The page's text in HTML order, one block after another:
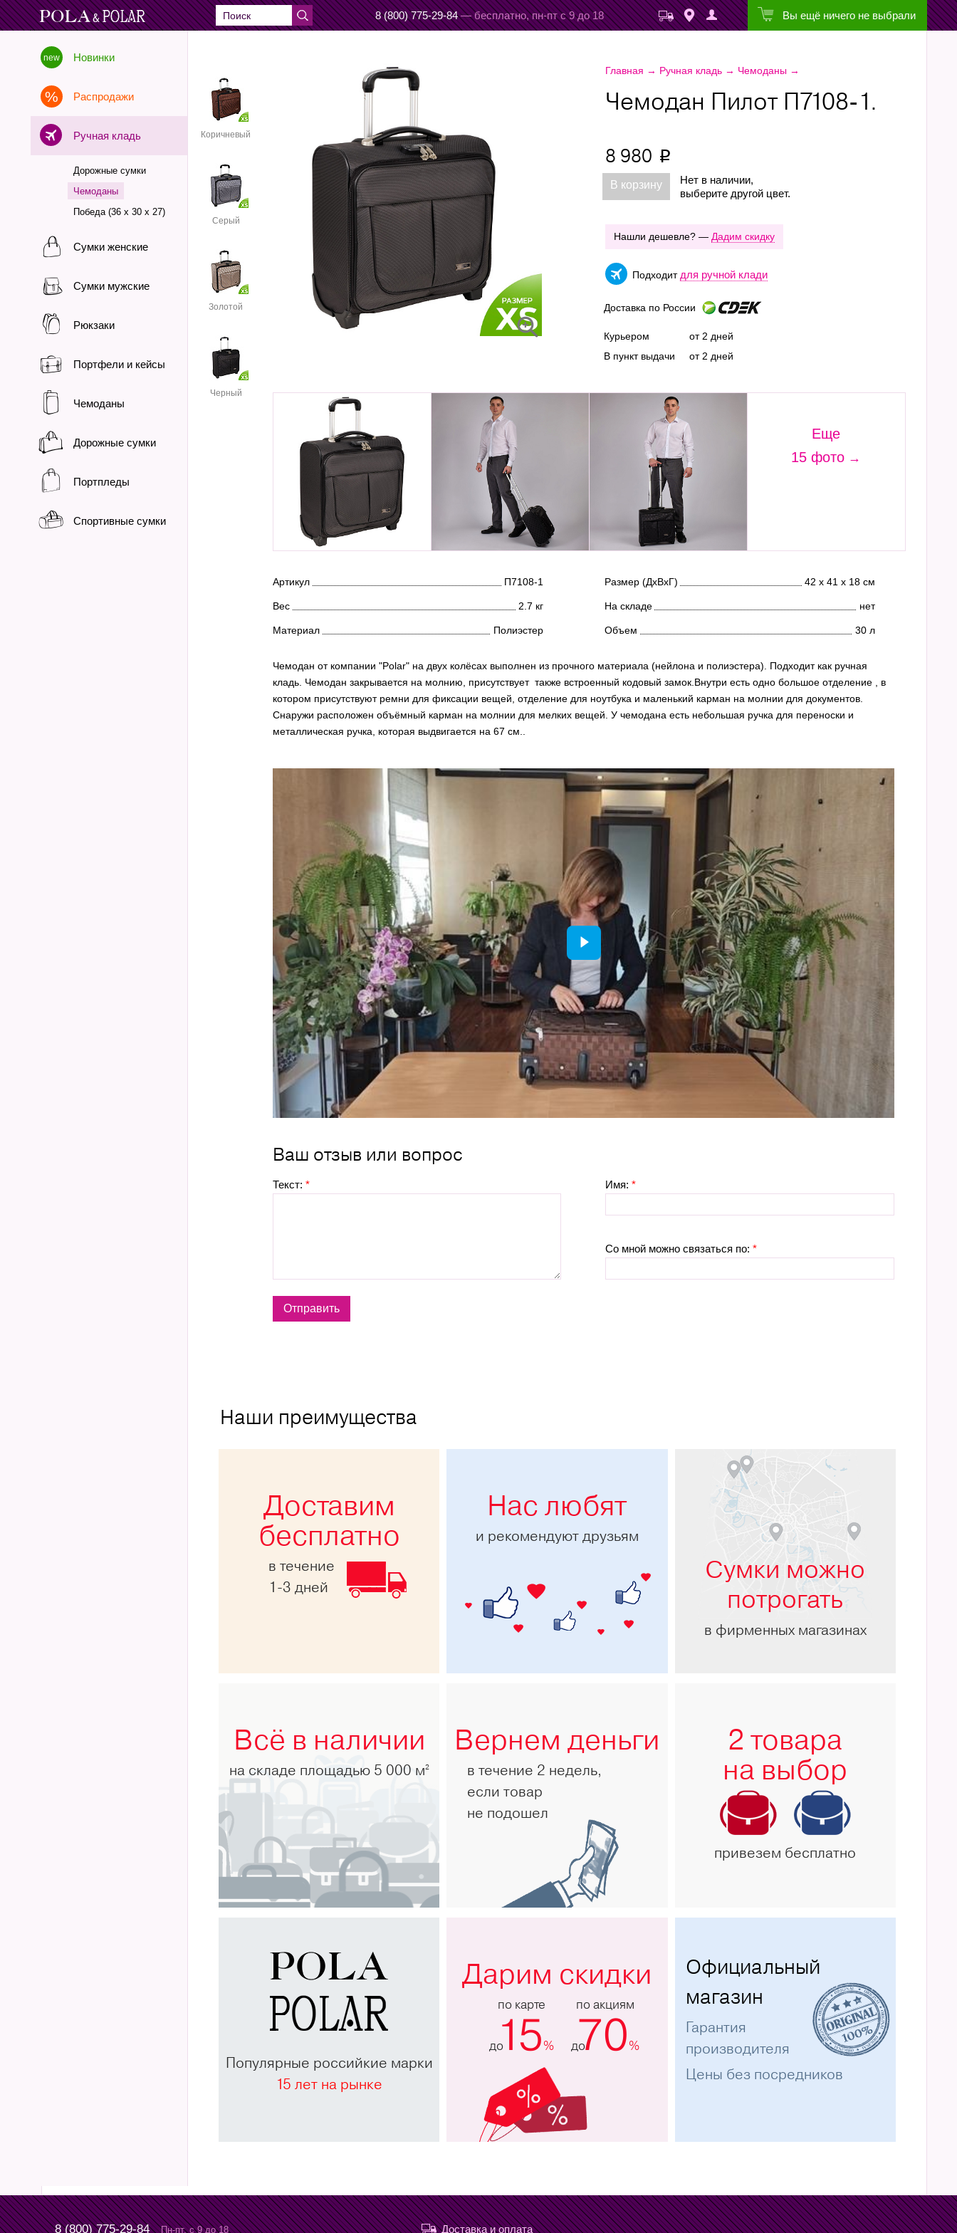
8 (800) 775-29-84 — бесплатно, пн-пт с 9 до 18 Вы ещё ничего не выбрали
Новинки
Распродажи
Ручная кладь
Дорожные сумки
Чемоданы
Победа (36 х 30 х 27)
Сумки женские
Сумки мужские
Рюкзаки
Портфели и кейсы
Чемоданы
Дорожные сумки
Портпледы
Спортивные сумки
Главная → Ручная кладь→ Чемоданы→
Коричневый
Серый
Золотой
Черный
Чемодан Пилот П7108-1.
8 980 p
В корзину
Нет в наличии,
выберите другой цвет.
Нашли дешевле? — Дадим скидку
Подходит для ручной клади
Доставка по России
Курьером
В пункт выдачи
от 2 дней
от 2 дней
Еще
15 фото
Артикул П7108-1 Размер (ДхВхГ) 42 х 41 х 18 см
Вес 2.7 кг На складе нет
Материал Полиэстер Объем 30 л
Чемодан от компании "Polar" на двух колёсах выполнен из прочного материала (нейлона и полиэстера). Подходит как ручная
кладь. Чемодан закрывается на молнию, присутствует также встроенный кодовый замок.Внутри есть одно большое отделение , в
котором присутствуют ремни для фиксации вещей, отделение для ноутбука и маленький карман на молнии для документов.
Снаружи расположен объёмный карман на молнии для мелких вещей. У чемодана есть небольшая ручка для переноски и
металлическая ручка, которая выдвигается на 67 см..
Ваш отзыв или вопрос
Текст: * Имя:*
Со мной можно связаться по:*
Наши преимущества
Доставим
бесплатно
в течение
1-3 дней
Нас любят
и рекомендуют друзьям
Сумки можно
потрогать
в фирменных магазинах
Всё в наличии
на складе площадью 5 000 м2
Вернем деньги
в течение 2 недель,
если товар
не подошел
2 товара
на выбор
привезем бесплатно
Популярные российкие марки
15 лет на рынке
Дарим скидки
по карте
до15%
по акциям
до
70%
Официальный
магазин
Гарантия
производителя
Цены без посредников
8 (800) 775-29-84 Пн-пт, с 9 до 18 Доставка и оплата